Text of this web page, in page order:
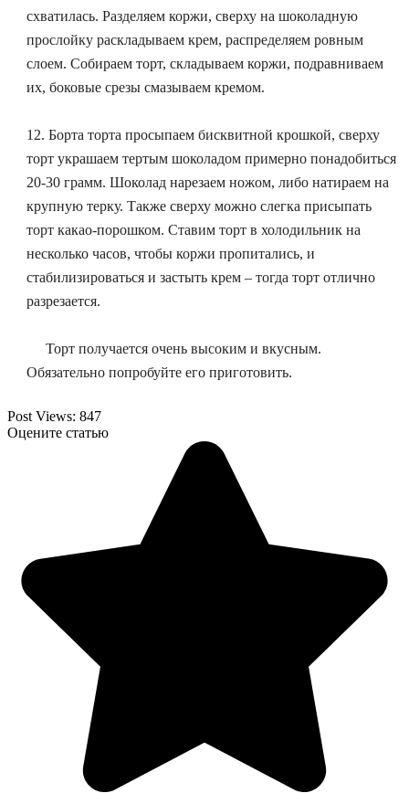
схватилась. Разделяем коржи, сверху на шоколадную
прослойку раскладываем крем, распределяем ровным
слоем. Собираем торт, складываем коржи, подравниваем
их, боковые срезы смазываем кремом.
12. Борта торта просыпаем бисквитной крошкой, сверху
торт украшаем тертым шоколадом примерно понадобиться
20-30 грамм. Шоколад нарезаем ножом, либо натираем на
крупную терку. Также сверху можно слегка присыпать
торт какао-порошком. Ставим торт в холодильник на
несколько часов, чтобы коржи пропитались, и
стабилизироваться и застыть крем – тогда торт отлично
разрезается.
Торт получается очень высоким и вкусным.
Обязательно попробуйте его приготовить.
Post Views: 847
Оцените статью